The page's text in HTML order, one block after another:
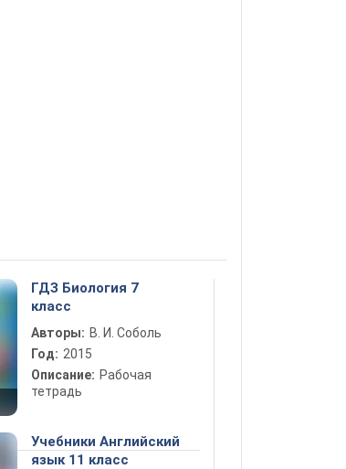
ГДЗ Биология 7
класс
Авторы: В. И. Соболь
Год: 2015
Описание: Рабочая
тетрадь
Учебники Английский
язык 11 класс